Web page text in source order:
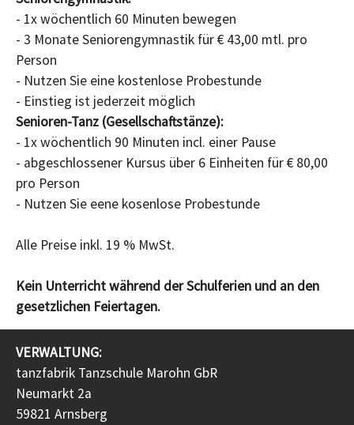
- 1x wöchentlich 60 Minuten bewegen
- 3 Monate Seniorengymnastik für € 43,00 mtl. pro
Person
- Nutzen Sie eine kostenlose Probestunde
- Einstieg ist jederzeit möglich
Senioren-Tanz (Gesellschaftstänze):
- 1x wöchentlich 90 Minuten incl. einer Pause
- abgeschlossener Kursus über 6 Einheiten für € 80,00
pro Person
- Nutzen Sie eene kosenlose Probestunde
Alle Preise inkl. 19 % MwSt.
Kein Unterricht während der Schulferien und an den
gesetzlichen Feiertagen.
VERWALTUNG:
tanzfabrik Tanzschule Marohn GbR
Neumarkt 2a
59821 Arnsberg